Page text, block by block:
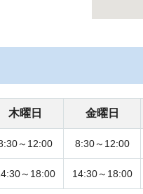
木曜日 金曜日
～12:00 8:30～12:00
～18:00 14:30～18:00